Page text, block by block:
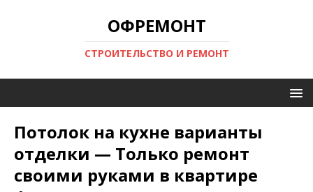
ОФРЕМОНТ
СТРОИТЕЛЬСТВО И РЕМОНТ
Потолок на кухне варианты
отделки — Только ремонт
своими руками в квартире